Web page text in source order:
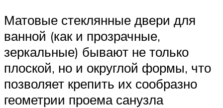
Матовые стеклянные двери для
ванной (как и прозрачные,
зеркальные) бывают не только
плоской, но и округлой формы, что
позволяет крепить их сообразно
геометрии проема санузла